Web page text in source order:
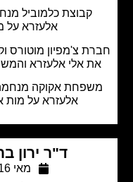
קבוצת כלמוביל מנחמת
אלעזרא על מות
צ'מפיון מוטורס וקבוצת
אלי אלעזרא והמשפחה
אקוקה מנחמת את
אלעזרא על מות אם
ד"ר ירון בר אל
מאי 16, 2013